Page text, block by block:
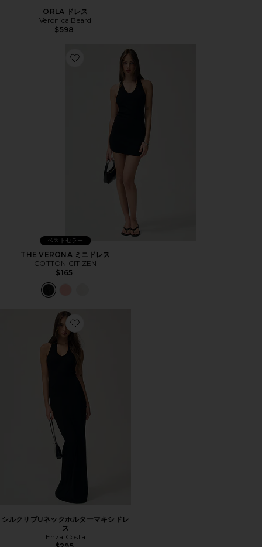
ORLA ドレス
Veronica Beard
$598
Favorite THE VERONA ミニドレス
ベストセラー
THE VERONA ミニドレス
COTTON CITIZEN
$165
Favorite シルクリブUネックホルターマキシドレス
シルクリブUネックホルターマキシドレ
ス
Enza Costa